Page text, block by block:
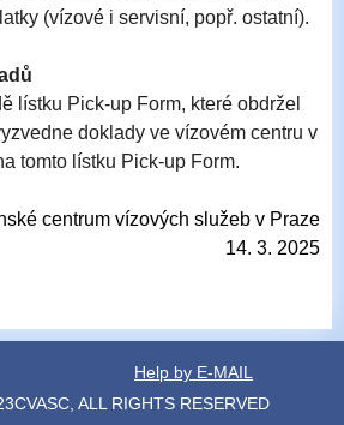
(vízové i servisní, popř. ostatní).
lístku Pick-up Form, které obdržel
doklady ve vízovém centru v
tomto lístku Pick-up Form.
centrum vízových služeb v Praze
14. 3. 2025
Help by E-MAIL
ALL RIGHTS RESERVED